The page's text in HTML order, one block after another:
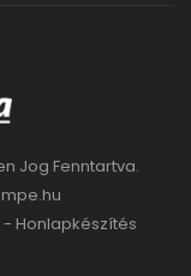
Jog Fenntartva.
- Honlapkészítés